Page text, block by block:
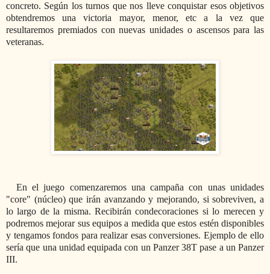
concreto. Según los turnos que nos lleve conquistar esos objetivos
obtendremos una victoria mayor, menor, etc a la vez que
resultaremos premiados con nuevas unidades o ascensos para las
veteranas.
En el juego comenzaremos una campaña con unas unidades
"core" (núcleo) que irán avanzando y mejorando, si sobreviven, a
lo largo de la misma. Recibirán condecoraciones si lo merecen y
podremos mejorar sus equipos a medida que estos estén disponibles
y tengamos fondos para realizar esas conversiones. Ejemplo de ello
sería que una unidad equipada con un Panzer 38T pase a un Panzer
III.